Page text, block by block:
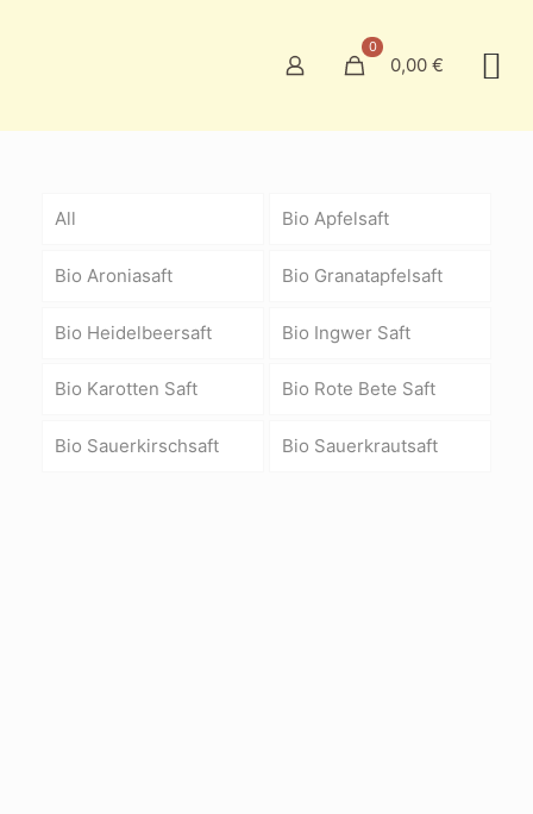
0
0,00 €
All Bio Apfelsaft
Bio Aroniasaft Bio Granatapfelsaft
Bio Heidelbeersaft Bio Ingwer Saft
Bio Karotten Saft Bio Rote Bete Saft
Bio Sauerkirschsaft Bio Sauerkrautsaft